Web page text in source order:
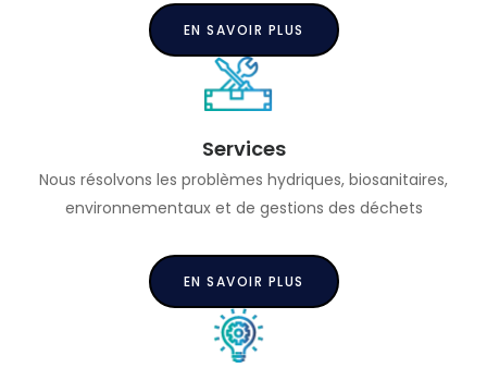
EN SAVOIR PLUS
Services
Nous résolvons les problèmes hydriques, biosanitaires,
environnementaux et de gestions des déchets
EN SAVOIR PLUS